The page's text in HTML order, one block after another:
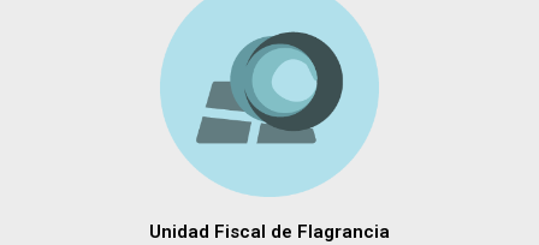
Unidad Fiscal de Flagrancia